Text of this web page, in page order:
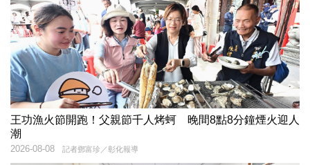
王功漁火節開跑！父親節千人烤蚵 晚間8點8分鐘煙火迎人
潮
記者鄧富珍／彰化報導
2026-08-08